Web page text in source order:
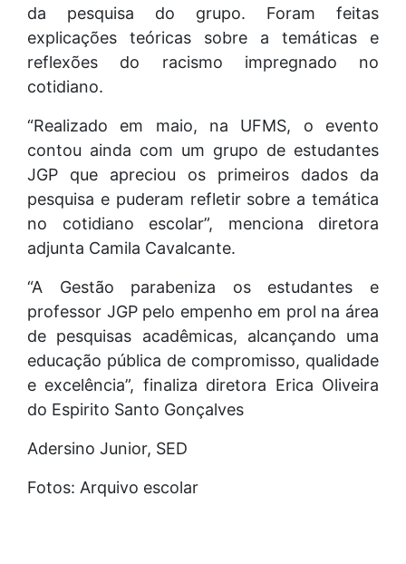
da pesquisa do grupo. Foram feitas
explicações teóricas sobre a temáticas e
reflexões do racismo impregnado no
cotidiano.
“Realizado em maio, na UFMS, o evento
contou ainda com um grupo de estudantes
JGP que apreciou os primeiros dados da
pesquisa e puderam refletir sobre a temática
no cotidiano escolar”, menciona diretora
adjunta Camila Cavalcante.
“A Gestão parabeniza os estudantes e
professor JGP pelo empenho em prol na área
de pesquisas acadêmicas, alcançando uma
educação pública de compromisso, qualidade
e excelência”, finaliza diretora Erica Oliveira
do Espirito Santo Gonçalves
Adersino Junior, SED
Fotos: Arquivo escolar